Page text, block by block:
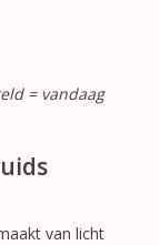
= vandaag
van licht